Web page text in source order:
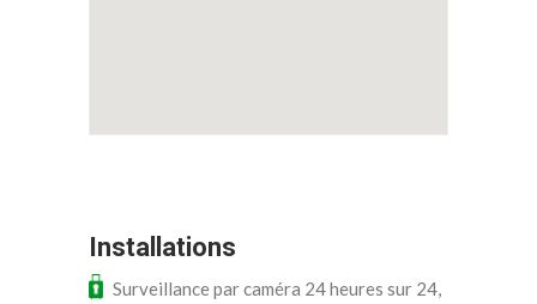
Installations
Surveillance par caméra 24 heures sur 24,